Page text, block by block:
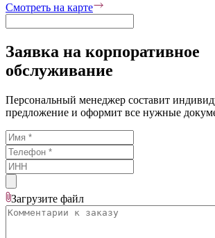
Смотреть на карте
Заявка на корпоративное
обслуживание
Персональный менеджер составит
предложение и оформит все нужные
Загрузите файл